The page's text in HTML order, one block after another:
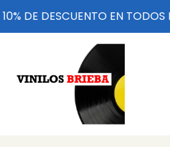
10% DE DESCUENTO EN TODOS